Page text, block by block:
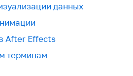
данных
After Effects
терминам